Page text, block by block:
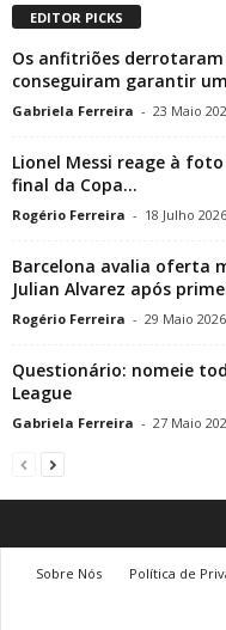
EDITOR PICKS
Os anfitriões derrotaram
conseguiram garantir
Gabriela Ferreira - 23 Maio
Lionel Messi reage à
final da Copa...
Rogério Ferreira - 18 Julho 2026
Barcelona avalia oferta
Julian Alvarez após
Rogério Ferreira - 29 Maio 2026
Questionário: nomeie
League
Gabriela Ferreira - 27 Maio
Sobre Nós Política de